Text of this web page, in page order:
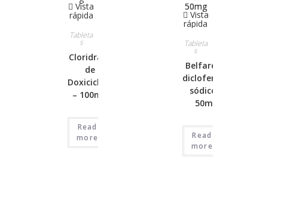
Vista
rápida
Tableta
s
Cloridrato
de
Doxiciclina
– 100mg
Read
more
Vista
rápida
Tableta
s
Belfaren –
diclofenaco
sódico –
50mg
Read
more